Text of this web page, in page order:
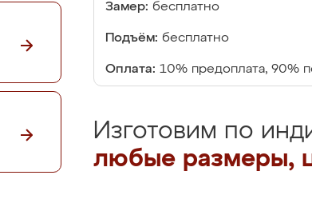
Замер: бесплатно
Подъём: бесплатно
Оплата: 10% предоплата, 90%
Изготовим по
любые размеры,